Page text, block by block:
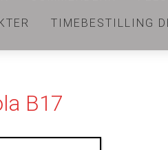
TIMEBESTILLING
B17